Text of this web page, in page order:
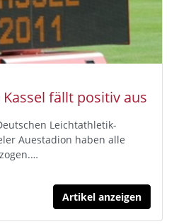
fällt positiv aus
Leichtathletik-
Auestadion haben alle
Artikel anzeigen